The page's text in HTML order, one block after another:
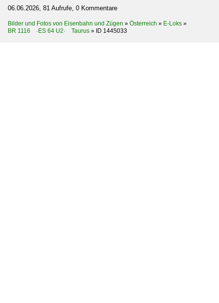
06.06.2026, 81 Aufrufe, 0 Kommentare
Bilder und Fotos von Eisenbahn und Zügen » Österreich » E-Loks »
BR 1116 ·ES 64 U2· Taurus » ID 1445033